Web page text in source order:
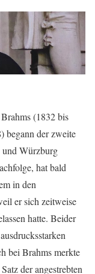
(1832 bis
begann der zweite
und Würzburg
hat bald
in den
er sich zeitweise
hatte. Beider
bei Brahms merkte
der angestrebten